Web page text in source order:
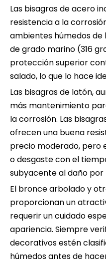
Las bisagras de acero
resistencia a la
ambientes húmedos de
de grado marino (316
protección superior
salado, lo que lo hace
Las bisagras de latón,
más mantenimiento
la corrosión. Las
ofrecen una buena
precio moderado, pero
o desgaste con el
subyacente al daño por
El bronce arbolado y
proporcionan un
requerir un cuidado
apariencia. Siempre
decorativos estén
húmedos antes de